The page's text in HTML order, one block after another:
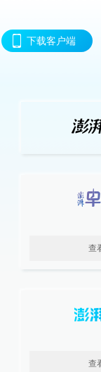
下载客户端
查
查